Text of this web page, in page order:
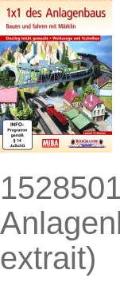
extrait)